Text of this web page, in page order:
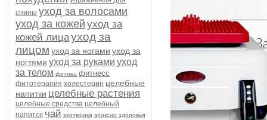
спины уход за волосами
уход за кожей уход за
кожей лицауход за
лицом уход за ногами уход за
ногтями уход за руками уход
за телом фитнес фитнесс
фитотерапия холестерин целебные
напитки целебные растения
целебные средства целебный
напиток чай эзотерика эликсир здоровья